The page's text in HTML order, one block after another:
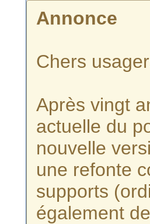
Annonce
Chers
Après vingt
actuelle du
nouvelle
une refonte
supports
également